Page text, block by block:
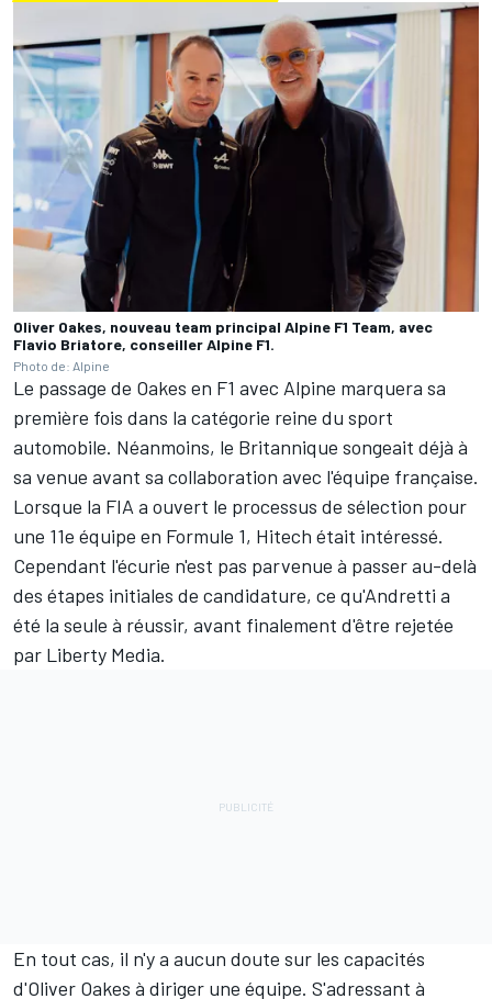
Oliver Oakes, nouveau team principal Alpine F1 Team, avec
Flavio Briatore, conseiller Alpine F1.
Photo de: Alpine
Le passage de Oakes en F1 avec Alpine marquera sa
première fois dans la catégorie reine du sport
automobile. Néanmoins, le Britannique songeait déjà à
sa venue avant sa collaboration avec l'équipe française.
Lorsque la FIA a ouvert le processus de sélection pour
une 11e équipe en Formule 1, Hitech était intéressé.
Cependant l'écurie n'est pas parvenue à passer au-delà
des étapes initiales de candidature, ce qu'Andretti a
été la seule à réussir, avant finalement d'être rejetée
par Liberty Media.
En tout cas, il n'y a aucun doute sur les capacités
d'Oliver Oakes à diriger une équipe. S'adressant à